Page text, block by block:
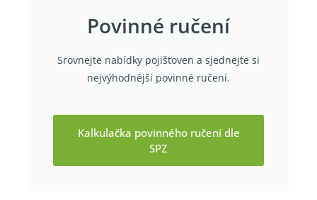
Povinné ručení
Srovnejte nabídky pojišťoven a sjednejte si
nejvýhodnější povinné ručení.
Kalkulačka povinného ručení dle
SPZ